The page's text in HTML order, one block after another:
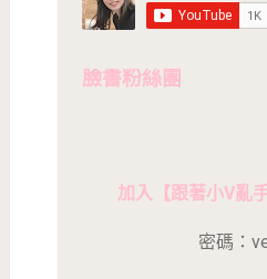
臉書粉絲團
加入【跟著小V亂
密碼：